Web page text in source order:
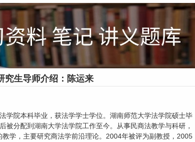
究生导师介绍：陈运来
学院本科毕业，获法学学士学位。湖南师范大学法学院硕士毕
分配到湖南大学法学院工作至今。从事民商法教学与科研，
教学，主要研究商法学前沿理论。2004年被评为副教授，2005